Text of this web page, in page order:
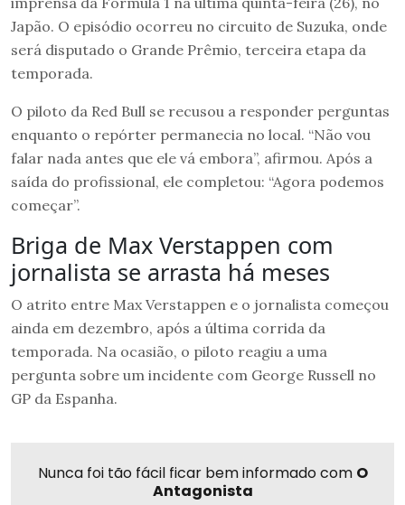
Japão. O episódio ocorreu no circuito de Suzuka, onde
será disputado o Grande Prêmio, terceira etapa da
temporada.
O piloto da Red Bull se recusou a responder perguntas
enquanto o repórter permanecia no local. “Não vou
falar nada antes que ele vá embora”, afirmou. Após a
saída do profissional, ele completou: “Agora podemos
começar”.
Briga de Max Verstappen com
jornalista se arrasta há meses
O atrito entre Max Verstappen e o jornalista começou
ainda em dezembro, após a última corrida da
temporada. Na ocasião, o piloto reagiu a uma
pergunta sobre um incidente com George Russell no
GP da Espanha.
Nunca foi tão fácil ficar bem informado com O
Antagonista